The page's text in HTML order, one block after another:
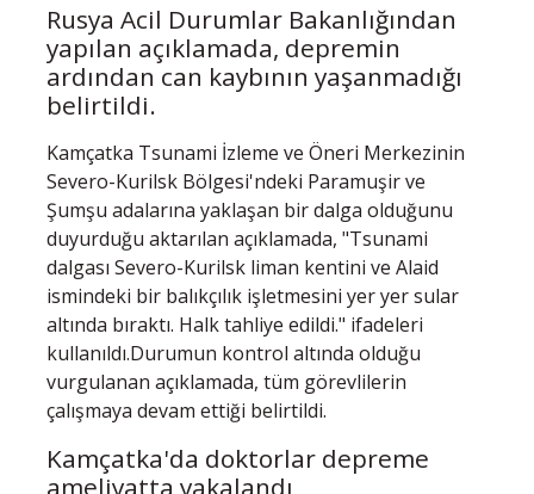
Rusya Acil Durumlar Bakanlığından
yapılan açıklamada, depremin
ardından can kaybının yaşanmadığı
belirtildi.
Kamçatka Tsunami İzleme ve Öneri Merkezinin
Severo-Kurilsk Bölgesi'ndeki Paramuşir ve
Şumşu adalarına yaklaşan bir dalga olduğunu
duyurduğu aktarılan açıklamada, "Tsunami
dalgası Severo-Kurilsk liman kentini ve Alaid
ismindeki bir balıkçılık işletmesini yer yer sular
altında bıraktı. Halk tahliye edildi." ifadeleri
kullanıldı.Durumun kontrol altında olduğu
vurgulanan açıklamada, tüm görevlilerin
çalışmaya devam ettiği belirtildi.
Kamçatka'da doktorlar depreme
ameliyatta yakalandı